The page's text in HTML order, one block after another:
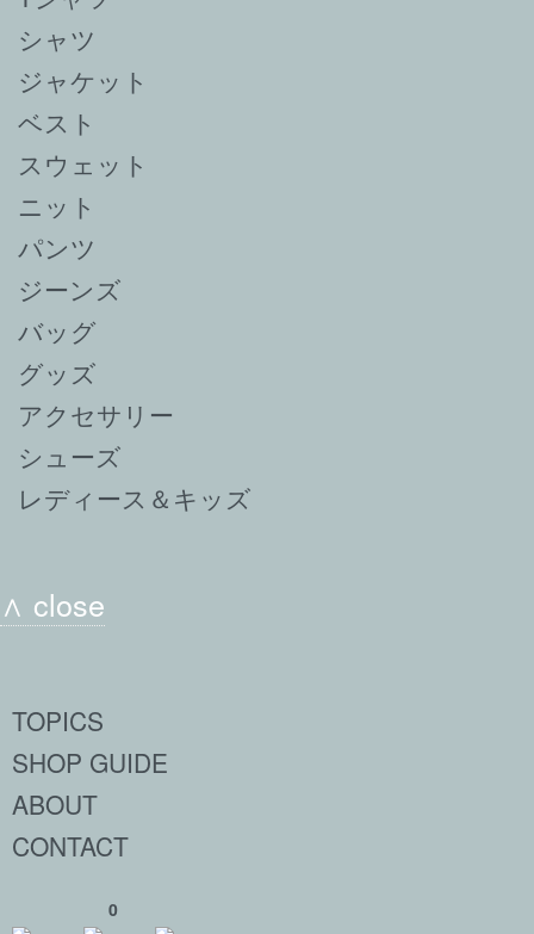
シャツ
ジャケット
ベスト
スウェット
ニット
パンツ
ジーンズ
バッグ
グッズ
アクセサリー
シューズ
レディース＆キッズ
∧ close
TOPICS
SHOP GUIDE
ABOUT
CONTACT
0